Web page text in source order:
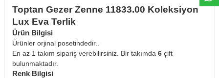
Toptan Gezer Zenne 11833.00 Koleksiyon
Lux Eva Terlik
Ürün Bilgisi
Ürünler orjinal posetindedir..
En az 1 takım sipariş verebilirsiniz. Bir takımda 6 çift
bulunmaktadır.
Renk Bilgisi